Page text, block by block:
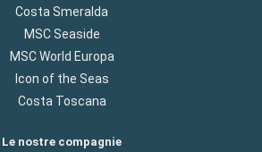
Costa Smeralda
MSC Seaside
MSC World Europa
Icon of the Seas
Costa Toscana
Le nostre compagnie